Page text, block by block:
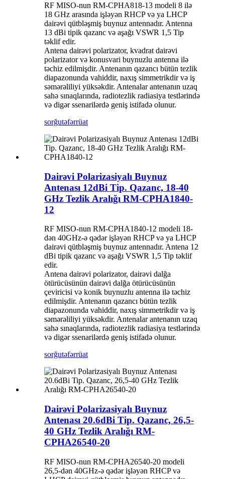
RF MISO-nun RM-CPHA818-13 modeli 8 ilə
18 GHz arasında işləyən RHCP və ya LHCP
dairəvi qütbləşmiş buynuz antennadır. Antenna
13 dBi tipik qazanc və aşağı VSWR 1,5 Tip
təklif edir.
Antena dairəvi polarizator, kvadrat dairəvi
polarizator və konusvari buynuzlu antenna ilə
təchiz edilmişdir. Antenanın qazancı bütün tezlik
diapazonunda vahiddir, naxış simmetrikdir və iş
səmərəliliyi yüksəkdir. Antenalar antenanın uzaq
sahə sınaqlarında, radiotezlik radiasiya testlərində
və digər ssenarilərdə geniş istifadə olunur.
sorğutəfərrüat
Dairəvi Polarizasiyalı Buynuz
Antenası 12dBi Tip. Qazanc, 18-40
GHz Tezlik Aralığı RM-CPHA1840-
12
RF MISO-nun RM-CPHA1840-12 modeli 18-
dən 40GHz-ə qədər işləyən RHCP və ya LHCP
dairəvi qütbləşmiş buynuz antennadır. Antena 12
dBi tipik qazanc və aşağı VSWR 1,5 Tip təklif
edir.
Antena dairəvi polarizator, dairəvi dalğa
ötürücüsünün dairəvi dalğa ötürücüsünün
çeviricisi və konik buynuzlu antenna ilə təchiz
edilmişdir. Antenanın qazancı bütün tezlik
diapazonunda vahiddir, naxış simmetrikdir və iş
səmərəliliyi yüksəkdir. Antenalar antenanın uzaq
sahə sınaqlarında, radiotezlik radiasiya testlərində
və digər ssenarilərdə geniş istifadə olunur.
sorğutəfərrüat
Dairəvi Polarizasiyalı Buynuz
Antenası 20.6dBi Tip. Qazanc, 26,5-
40 GHz Tezlik Aralığı RM-
CPHA26540-20
RF MISO-nun RM-CPHA26540-20 modeli
26,5-dən 40GHz-ə qədər işləyən RHCP və